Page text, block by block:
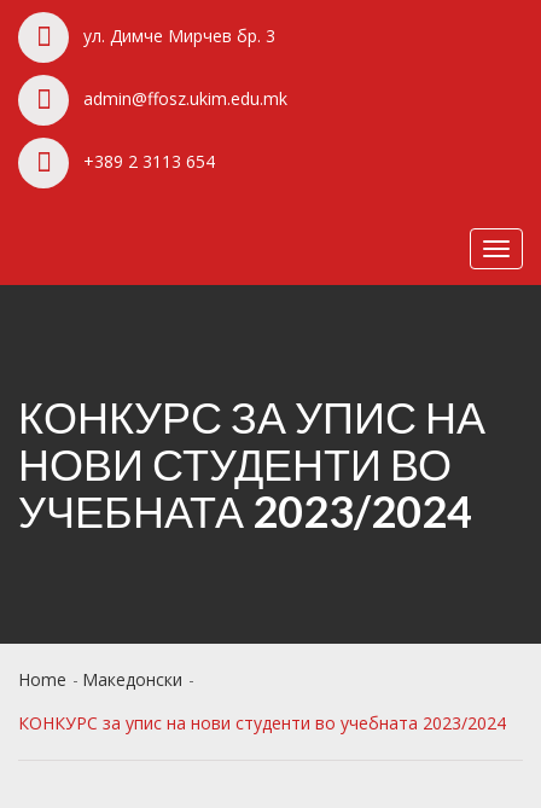
ул. Димче Мирчев бр. 3
admin@ffosz.ukim.edu.mk
+389 2 3113 654
КОНКУРС ЗА УПИС НА
НОВИ СТУДЕНТИ ВО
УЧЕБНАТА 2023/2024
Home
Македонски
КОНКУРС за упис на нови студенти во учебната 2023/2024